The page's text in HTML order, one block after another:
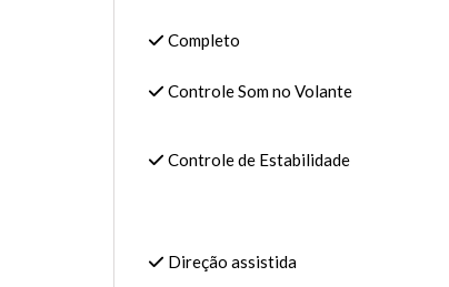
Completo
Controle Som no Volante
Controle de Estabilidade
Direção assistida